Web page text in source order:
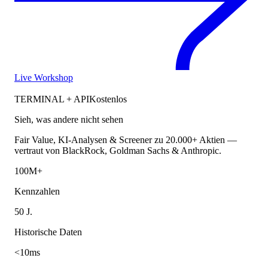
Live Workshop
TERMINAL + APIKostenlos
Sieh, was andere nicht sehen
Fair Value, KI-Analysen & Screener zu 20.000+ Aktien —
vertraut von BlackRock, Goldman Sachs & Anthropic.
100M+
Kennzahlen
50 J.
Historische Daten
<10ms